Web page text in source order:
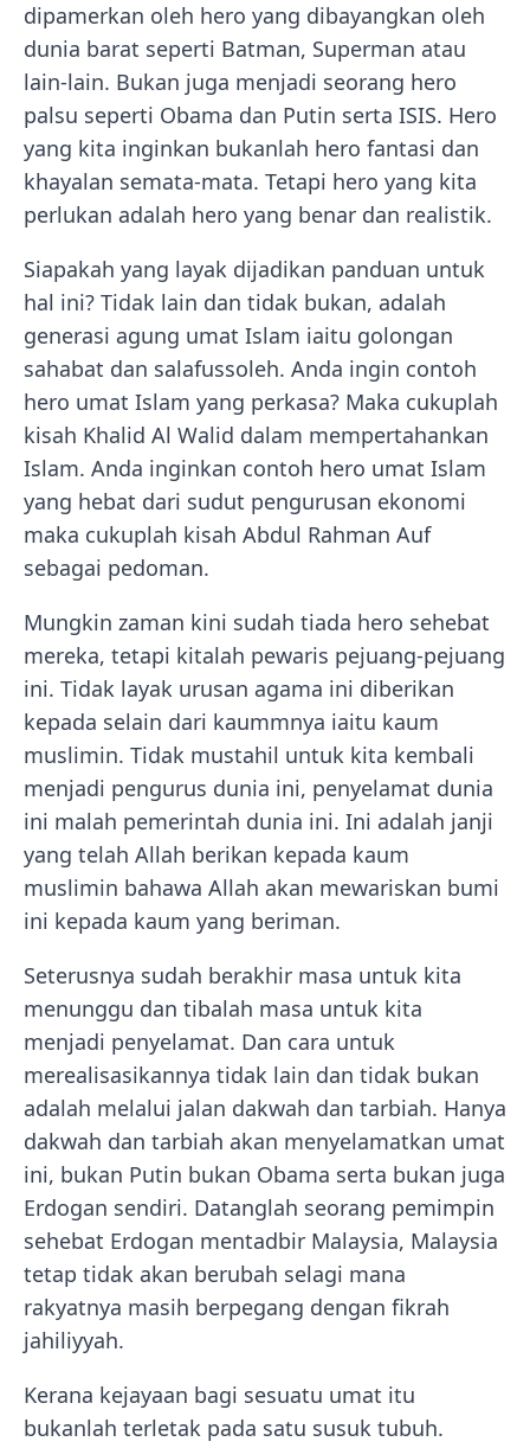
dipamerkan oleh hero yang dibayangkan oleh
dunia barat seperti Batman, Superman atau
lain-lain. Bukan juga menjadi seorang hero
palsu seperti Obama dan Putin serta ISIS. Hero
yang kita inginkan bukanlah hero fantasi dan
khayalan semata-mata. Tetapi hero yang kita
perlukan adalah hero yang benar dan realistik.
Siapakah yang layak dijadikan panduan untuk
hal ini? Tidak lain dan tidak bukan, adalah
generasi agung umat Islam iaitu golongan
sahabat dan salafussoleh. Anda ingin contoh
hero umat Islam yang perkasa? Maka cukuplah
kisah Khalid Al Walid dalam mempertahankan
Islam. Anda inginkan contoh hero umat Islam
yang hebat dari sudut pengurusan ekonomi
maka cukuplah kisah Abdul Rahman Auf
sebagai pedoman.
Mungkin zaman kini sudah tiada hero sehebat
mereka, tetapi kitalah pewaris pejuang-pejuang
ini. Tidak layak urusan agama ini diberikan
kepada selain dari kaummnya iaitu kaum
muslimin. Tidak mustahil untuk kita kembali
menjadi pengurus dunia ini, penyelamat dunia
ini malah pemerintah dunia ini. Ini adalah janji
yang telah Allah berikan kepada kaum
muslimin bahawa Allah akan mewariskan bumi
ini kepada kaum yang beriman.
Seterusnya sudah berakhir masa untuk kita
menunggu dan tibalah masa untuk kita
menjadi penyelamat. Dan cara untuk
merealisasikannya tidak lain dan tidak bukan
adalah melalui jalan dakwah dan tarbiah. Hanya
dakwah dan tarbiah akan menyelamatkan umat
ini, bukan Putin bukan Obama serta bukan juga
Erdogan sendiri. Datanglah seorang pemimpin
sehebat Erdogan mentadbir Malaysia, Malaysia
tetap tidak akan berubah selagi mana
rakyatnya masih berpegang dengan fikrah
jahiliyyah.
Kerana kejayaan bagi sesuatu umat itu
bukanlah terletak pada satu susuk tubuh.